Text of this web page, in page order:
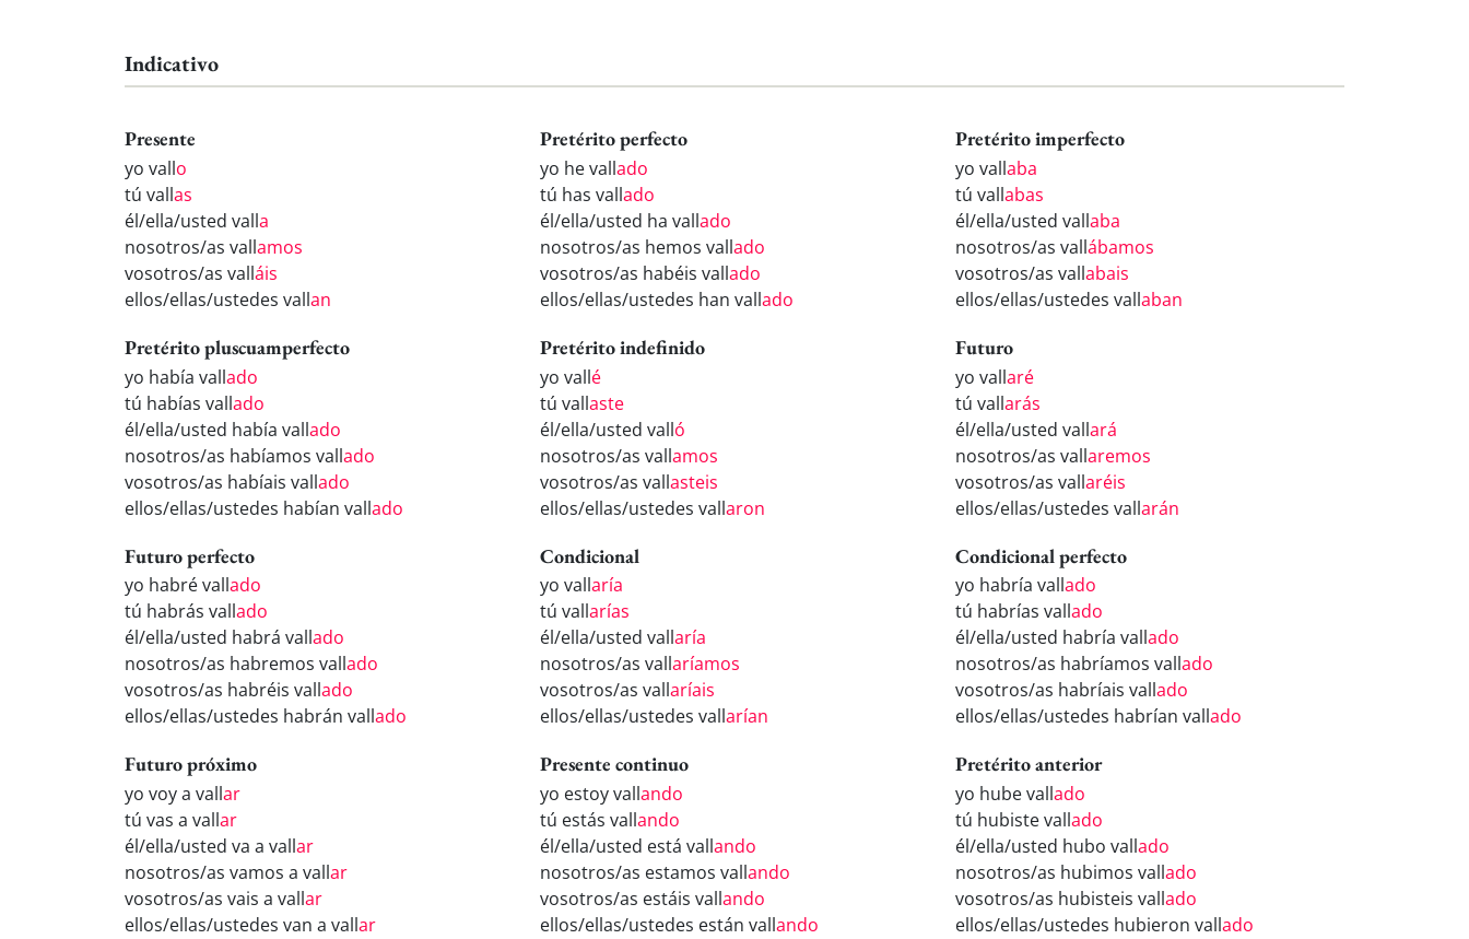
Indicativo
Presente
yo vallo
tú vallas
él/ella/usted valla
nosotros/as vallamos
vosotros/as valláis
ellos/ellas/ustedes vallan
Pretérito perfecto
yo he vallado
tú has vallado
él/ella/usted ha vallado
nosotros/as hemos vallado
vosotros/as habéis vallado
ellos/ellas/ustedes han vallado
Pretérito imperfecto
yo vallaba
tú vallabas
él/ella/usted vallaba
nosotros/as vallábamos
vosotros/as vallabais
ellos/ellas/ustedes vallaban
Pretérito pluscuamperfecto
yo había vallado
tú habías vallado
él/ella/usted había vallado
nosotros/as habíamos vallado
vosotros/as habíais vallado
ellos/ellas/ustedes habían vallado
Pretérito indefinido
yo vallé
tú vallaste
él/ella/usted valló
nosotros/as vallamos
vosotros/as vallasteis
ellos/ellas/ustedes vallaron
Futuro
yo vallaré
tú vallarás
él/ella/usted vallará
nosotros/as vallaremos
vosotros/as vallaréis
ellos/ellas/ustedes vallarán
Futuro perfecto
yo habré vallado
tú habrás vallado
él/ella/usted habrá vallado
nosotros/as habremos vallado
vosotros/as habréis vallado
ellos/ellas/ustedes habrán vallado
Condicional
yo vallaría
tú vallarías
él/ella/usted vallaría
nosotros/as vallaríamos
vosotros/as vallaríais
ellos/ellas/ustedes vallarían
Condicional perfecto
yo habría vallado
tú habrías vallado
él/ella/usted habría vallado
nosotros/as habríamos vallado
vosotros/as habríais vallado
ellos/ellas/ustedes habrían vallado
Futuro próximo
yo voy a vallar
tú vas a vallar
él/ella/usted va a vallar
nosotros/as vamos a vallar
vosotros/as vais a vallar
ellos/ellas/ustedes van a vallar
Presente continuo
yo estoy vallando
tú estás vallando
él/ella/usted está vallando
nosotros/as estamos vallando
vosotros/as estáis vallando
ellos/ellas/ustedes están vallando
Pretérito anterior
yo hube vallado
tú hubiste vallado
él/ella/usted hubo vallado
nosotros/as hubimos vallado
vosotros/as hubisteis vallado
ellos/ellas/ustedes hubieron vallado